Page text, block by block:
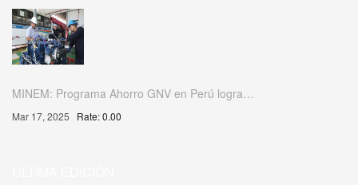
MINEM: Programa Ahorro GNV en Perú logra…
Mar 17, 2025 Rate: 0.00